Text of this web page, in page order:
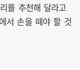
를 추천해 달라고
서 손을 떼야 할 것